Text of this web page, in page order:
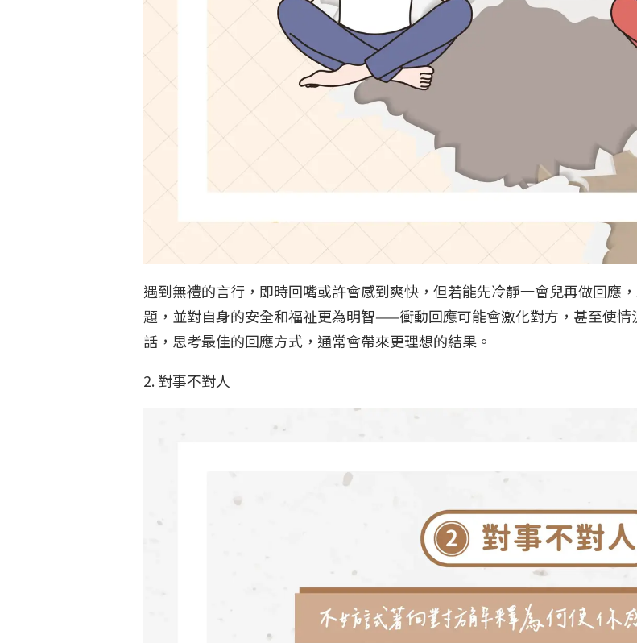
遇到無禮的言行，即時回嘴或許會感到爽快，但若能先冷靜一會兒再做回應
題，並對自身的安全和福祉更為明智——衝動回應可能會激化對方，甚至使
話，思考最佳的回應方式，通常會帶來更理想的結果。
2. 對事不對人